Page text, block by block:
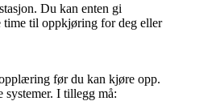
Du kan enten gi
til oppkjøring for deg eller
før du kan kjøre opp.
systemer. I tillegg må: